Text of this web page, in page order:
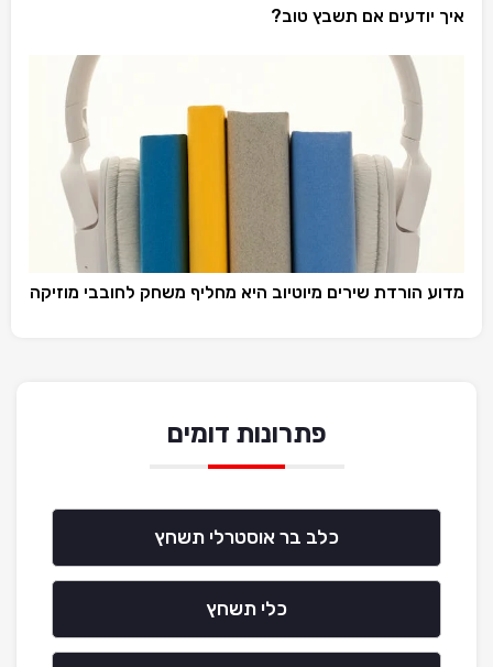
איך יודעים אם תשבץ טוב?
מדוע הורדת שירים מיוטיוב היא מחליף משחק לחובבי מוזיקה
פתרונות דומים
כלב בר אוסטרלי תשחץ
כלי תשחץ